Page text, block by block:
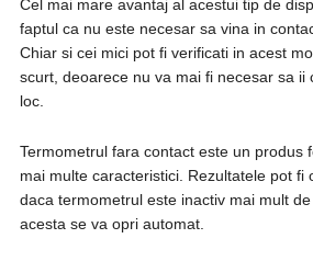
Cel mai mare avantaj al acestui tip de
faptul ca nu este necesar sa vina in
Chiar si cei mici pot fi verificati in acest
scurt, deoarece nu va mai fi necesar sa ii
loc.
Termometrul fara contact este un produs
mai multe caracteristici. Rezultatele pot fi
daca termometrul este inactiv mai mult de
acesta se va opri automat.